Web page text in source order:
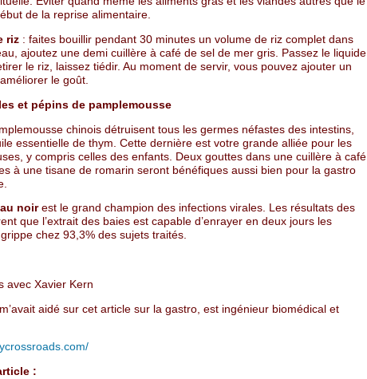
de la reprise alimentaire.
riz: faites bouillir pendant 30 minutes un volume de riz complet dans
ajoutez une demi cuillère à café de sel de mer gris. Passez le liquide
le riz, laissez tiédir. Au moment de servir, vous pouvez ajouter un
le goût.
et pépins de pamplemousse
chinois détruisent tous les germes néfastes des intestins,
essentielle de thym. Cette dernière est votre grande alliée pour les
y compris celles des enfants. Deux gouttes dans une cuillère à café
à une tisane de romarin seront bénéfiques aussi bien pour la gastro
noirest le grand champion des infections virales. Les résultats des
que l’extrait des baies est capable d’enrayer en deux jours les
chez 93,3% des sujets traités.
avec Xavier Kern
aidé sur cet article sur la gastro, est ingénieur biomédical et
: